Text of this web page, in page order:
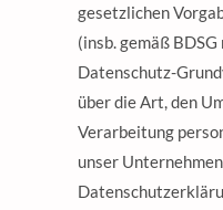
gesetzlichen
(insb. gemäß
Datenschutz-
über die Art, den
Verarbeitung
unser